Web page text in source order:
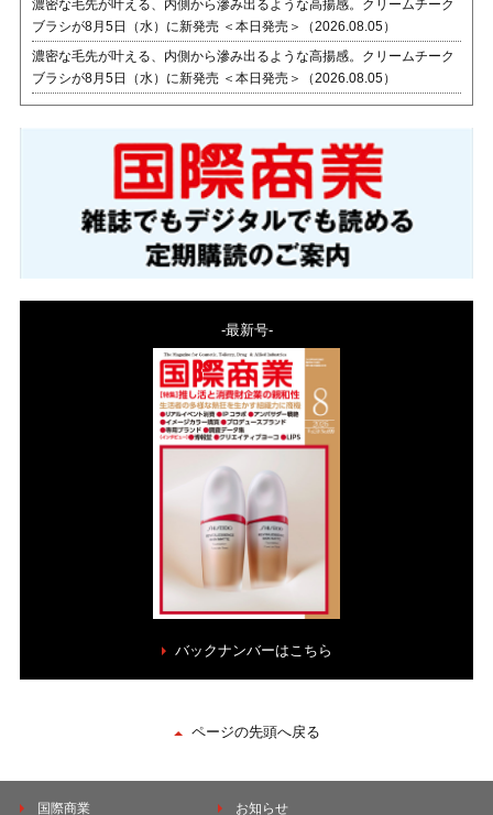
濃密な毛先が叶える、内側から滲み出るような高揚感。クリームチーク
ブラシが8月5日（水）に新発売 ＜本日発売＞（2026.08.05）
濃密な毛先が叶える、内側から滲み出るような高揚感。クリームチーク
ブラシが8月5日（水）に新発売 ＜本日発売＞（2026.08.05）
-最新号-
バックナンバーはこちら
ページの先頭へ戻る
国際商業 お知らせ